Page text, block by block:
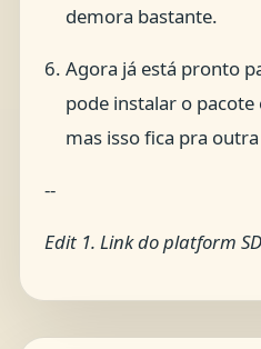
demora bastante.
Agora já está pronto
pode instalar o
mas isso fica pra
--
Edit 1. Link do platform